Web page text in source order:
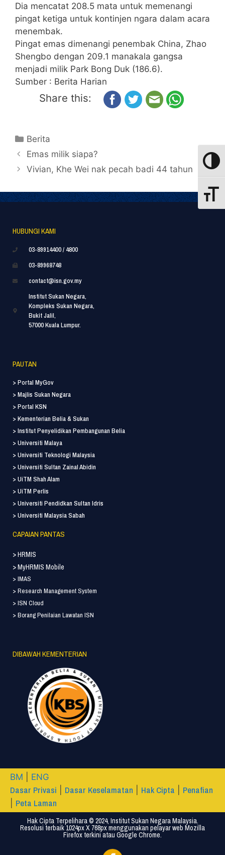
Dia mencatat 208.5 mata untuk memenangi
pingat ketiga untuk kontinjen ngara dalam acara
menembak.
Pingat emas dimenangi penembak China, Zhao
Shengbo dengan 209.1 manakala gangsa
menjadi milik Park Bong Duk (186.6).
Sumber : Berita Harian
Share this:
Berita
Emas milik siapa?
Vivian, Khe Wei nak pecah badi 44 tahun
HUBUNGI KAMI
03-89914400 / 4800
03-89968748
contact@isn.gov.my
Institut Sukan Negara,
Kompleks Sukan Negara,
Bukit Jalil,
57000 Kuala Lumpur.
PAUTAN
> Portal MyGov
> Majlis Sukan Negara
> Portal KSN
> Kementerian Belia & Sukan
> Institut Penyelidikan Pembangunan Belia
> Universiti Malaya
> Universiti Teknologi Malaysia
> Universiti Sultan Zainal Abidin
> UiTM Shah Alam
> UiTM Perlis
> Universiti Pendidkan Sultan Idris
> Universiti Malaysia Sabah
CAPAIAN PANTAS
> HRMIS
> MyHRMIS Mobile
> IMAS
> Research Management System
> ISN Cloud
> Borang Penilaian Lawatan ISN
DIBAWAH KEMENTERIAN
BM ENG
Dasar Privasi Dasar Keselamatan Hak Cipta Penafian
Peta Laman
Hak Cipta Terpelihara © 2024, Institut Sukan Negara Malaysia.
Resolusi terbaik 1024px X 768px menggunakan pelayar web Mozilla
Firefox terkini atau Google Chrome.